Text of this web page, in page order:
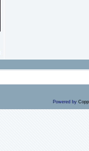
Powered by